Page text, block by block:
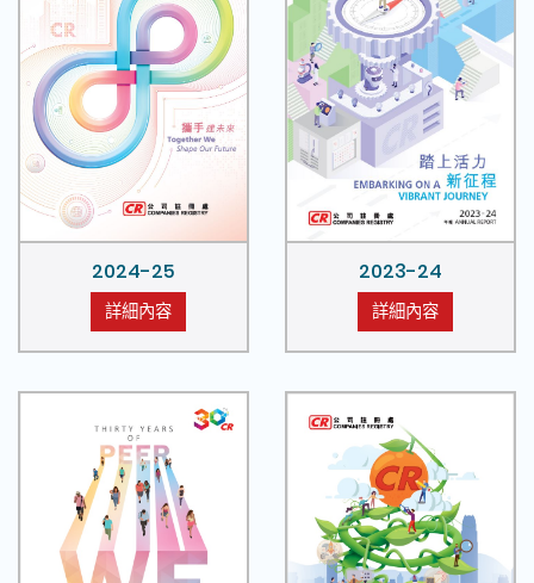
2024-25
詳細內容
2023-24
詳細內容